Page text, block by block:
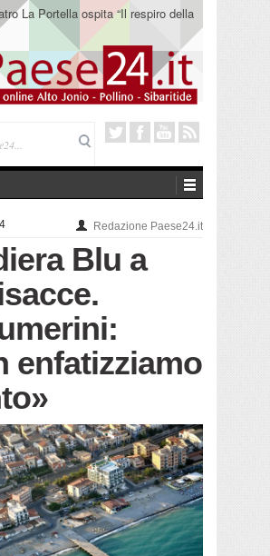
La Portella ospita “Il respiro della
terra” del collettivo 365
Redazione Paese24.it
Blu a
enfatizziamo